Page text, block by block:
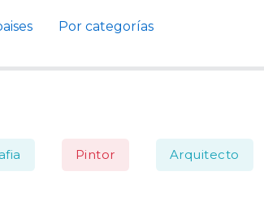
Por categorías
Pintor Arquitecto